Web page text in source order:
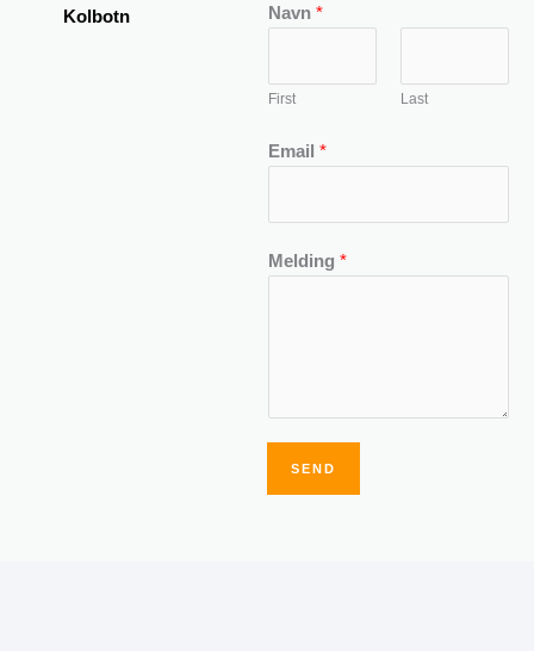
Kolbotn
Navn *
First Last
Email *
Melding *
SEND